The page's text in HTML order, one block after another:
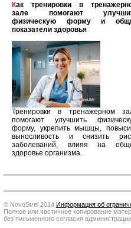
Как тренировки в тренажерном
зале помогают
физическую форму и
показатели здоровья
Тренировки в тренажерном
помогают улучшить
форму, укрепить мышцы,
выносливость и снизить
заболеваний, влияя на
здоровье организма.
© NovoStrel 2014 Информация об
Полное или частичное копирование
без письменного согласия